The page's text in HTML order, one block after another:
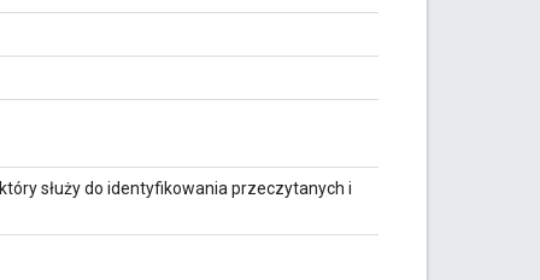
służy do identyfikowania przeczytanych i